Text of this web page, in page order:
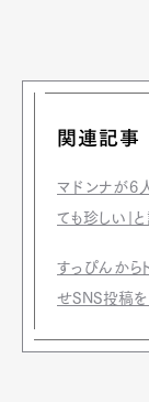
関連記事
マドンナが6
ても珍しい」
すっぴんから
せSNS投稿を